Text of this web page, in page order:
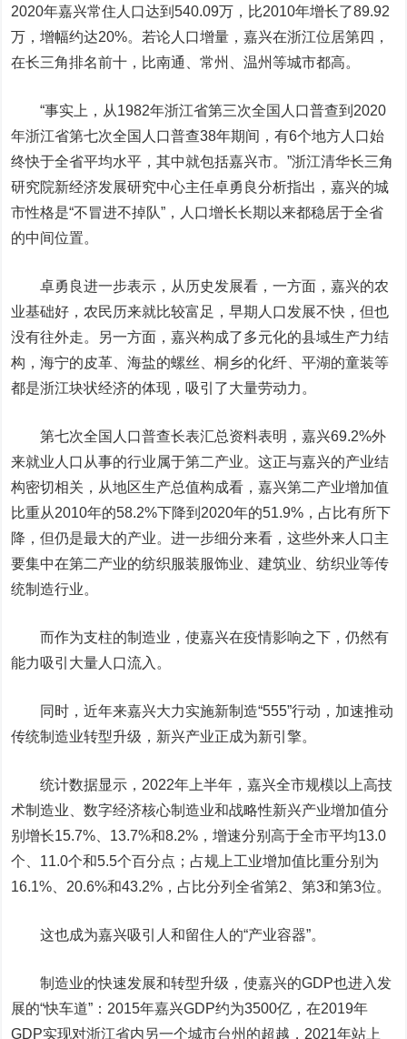
2020年嘉兴常住人口达到540.09万，比2010年增长了89.92
万，增幅约达20%。若论人口增量，嘉兴在浙江位居第四，
在长三角排名前十，比南通、常州、温州等城市都高。
“事实上，从1982年浙江省第三次全国人口普查到2020
年浙江省第七次全国人口普查38年期间，有6个地方人口始
终快于全省平均水平，其中就包括嘉兴市。”浙江清华长三角
研究院新经济发展研究中心主任卓勇良分析指出，嘉兴的城
市性格是“不冒进不掉队”，人口增长长期以来都稳居于全省
的中间位置。
卓勇良进一步表示，从历史发展看，一方面，嘉兴的农
业基础好，农民历来就比较富足，早期人口发展不快，但也
没有往外走。另一方面，嘉兴构成了多元化的县域生产力结
构，海宁的皮革、海盐的螺丝、桐乡的化纤、平湖的童装等
都是浙江块状经济的体现，吸引了大量劳动力。
第七次全国人口普查长表汇总资料表明，嘉兴69.2%外
来就业人口从事的行业属于第二产业。这正与嘉兴的产业结
构密切相关，从地区生产总值构成看，嘉兴第二产业增加值
比重从2010年的58.2%下降到2020年的51.9%，占比有所下
降，但仍是最大的产业。进一步细分来看，这些外来人口主
要集中在第二产业的纺织服装服饰业、建筑业、纺织业等传
统制造行业。
而作为支柱的制造业，使嘉兴在疫情影响之下，仍然有
能力吸引大量人口流入。
同时，近年来嘉兴大力实施新制造“555”行动，加速推动
传统制造业转型升级，新兴产业正成为新引擎。
统计数据显示，2022年上半年，嘉兴全市规模以上高技
术制造业、数字经济核心制造业和战略性新兴产业增加值分
别增长15.7%、13.7%和8.2%，增速分别高于全市平均13.0
个、11.0个和5.5个百分点；占规上工业增加值比重分别为
16.1%、20.6%和43.2%，占比分列全省第2、第3和第3位。
这也成为嘉兴吸引人和留住人的“产业容器”。
制造业的快速发展和转型升级，使嘉兴的GDP也进入发
展的“快车道”：2015年嘉兴GDP约为3500亿，在2019年
GDP实现对浙江省内另一个城市台州的超越，2021年站上